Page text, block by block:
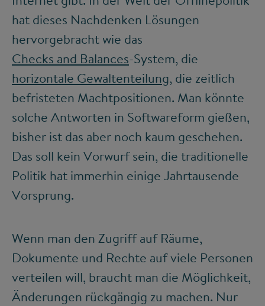
hat dieses Nachdenken Lösungen
hervorgebracht wie das
Checks and Balances-System, die
horizontale Gewaltenteilung, die zeitlich
befristeten Machtpositionen. Man könnte
solche Antworten in Softwareform gießen,
bisher ist das aber noch kaum geschehen.
Das soll kein Vorwurf sein, die traditionelle
Politik hat immerhin einige Jahrtausende
Vorsprung.
Wenn man den Zugriff auf Räume,
Dokumente und Rechte auf viele Personen
verteilen will, braucht man die Möglichkeit,
Änderungen rückgängig zu machen. Nur